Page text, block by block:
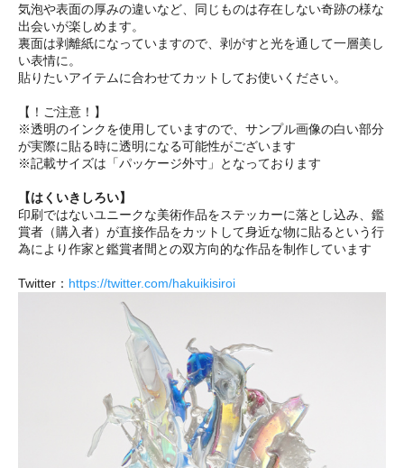
気泡や表面の厚みの違いなど、同じものは存在しない奇跡の様な
出会いが楽しめます。
裏面は剥離紙になっていますので、剥がすと光を通して一層美し
い表情に。
貼りたいアイテムに合わせてカットしてお使いください。
【！ご注意！】
※透明のインクを使用していますので、サンプル画像の白い部分
が実際に貼る時に透明になる可能性がございます
※記載サイズは「パッケージ外寸」となっております
【はくいきしろい】
印刷ではないユニークな美術作品をステッカーに落とし込み、鑑
賞者（購入者）が直接作品をカットして身近な物に貼るという行
為により作家と鑑賞者間との双方向的な作品を制作しています
Twitter： https://twitter.com/hakuikisiroi